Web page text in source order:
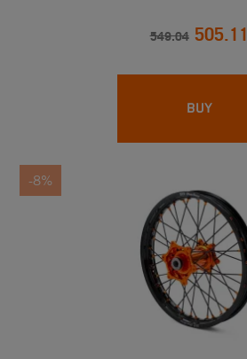
549.04 505.11
BUY
-8%